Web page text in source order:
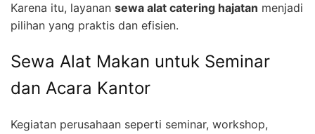
Karena itu, layanan sewa alat catering hajatan menjadi
pilihan yang praktis dan efisien.
Sewa Alat Makan untuk Seminar
dan Acara Kantor
Kegiatan perusahaan seperti seminar, workshop,